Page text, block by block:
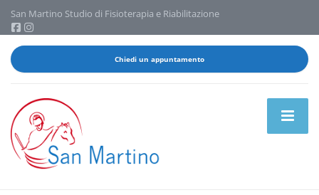
San Martino Studio di Fisioterapia e Riabilitazione
Chiedi un appuntamento